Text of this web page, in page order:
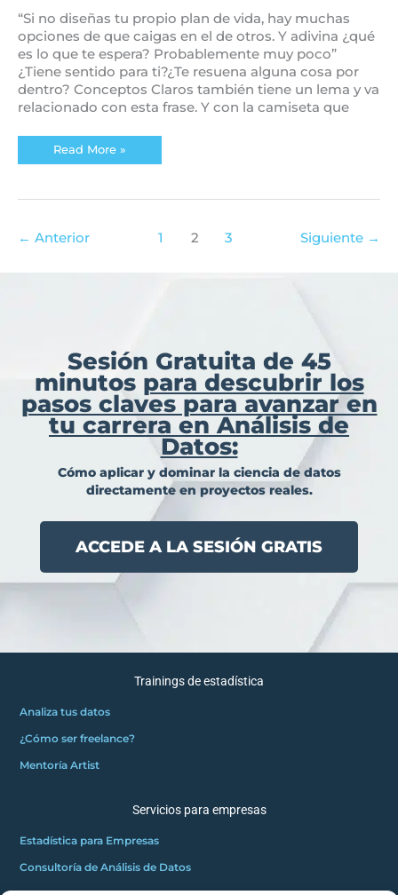
“Si no diseñas tu propio plan de vida, hay muchas
opciones de que caigas en el de otros. Y adivina ¿qué
es lo que te espera? Probablemente muy poco”
¿Tiene sentido para ti?¿Te resuena alguna cosa por
dentro? Conceptos Claros también tiene un lema y va
relacionado con esta frase. Y con la camiseta que
Read More »
← Anterior 1 2 3 Siguiente →
Sesión Gratuita de 45
minutos para descubrir los
pasos claves para avanzar en
tu carrera en Análisis de
Datos:
Cómo aplicar y dominar la ciencia de datos
directamente en proyectos reales.
ACCEDE A LA SESIÓN GRATIS
Trainings de estadística
Analiza tus datos
¿Cómo ser freelance?
Mentoría Artist
Servicios para empresas
Estadística para Empresas
Consultoría de Análisis de Datos